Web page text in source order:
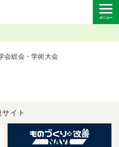
会総会・学術大会
サイト